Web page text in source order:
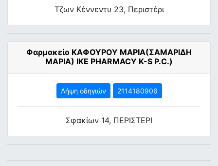
Τζων Κέννεντυ 23, Περιστέρι
Φαρμακείο ΚΑΦΟΥΡΟΥ ΜΑΡΙΑ(ΣΑΜΑΡΙΔΗ
ΜΑΡΙΑ) ΙΚΕ PHARMACY K-S P.C.)
Λήψη οδηγιών 2114180906
Σφακίων 14, ΠΕΡΙΣΤΕΡΙ